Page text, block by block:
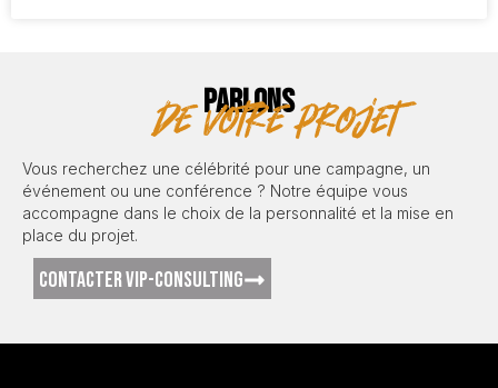
PARLONS
de votre projet
Vous recherchez une célébrité pour une campagne, un
événement ou une conférence ? Notre équipe vous
accompagne dans le choix de la personnalité et la mise en
place du projet.
CONTACTER VIP-CONSULTING